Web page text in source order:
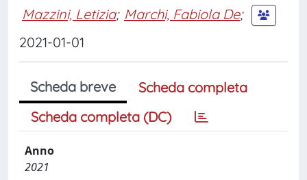
Mazzini, Letizia; Marchi, Fabiola De;
2021-01-01
Scheda breve
Scheda completa
Scheda completa (DC)
Anno
2021